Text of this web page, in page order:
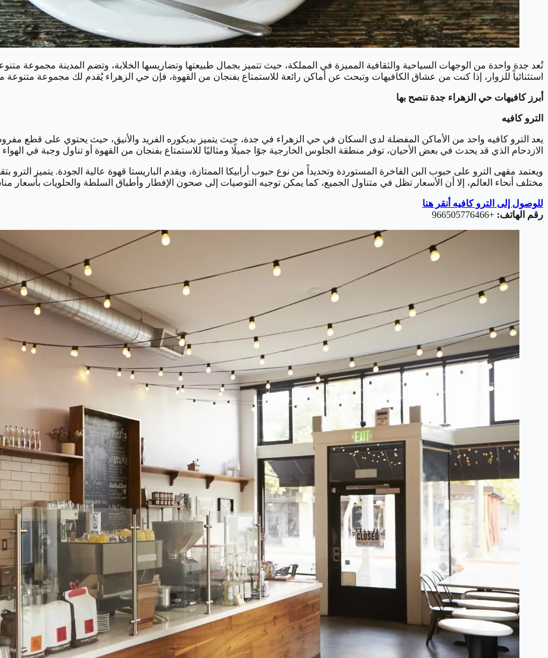
تُعد جدة واحدة من الوجهات السياحية والثقافية المميزة في المملكة، حيث تتميز بجمال طبيعتها وتضاريسها الخلابة، وتضم المدينة مجموعة
استثنائياً للزوار، إذا كنت من عشاق الكافيهات وتبحث عن أماكن رائعة للاستمتاع بفنجان من القهوة، فإن حي الزهراء يُقدم لك مجموعة متنوعة
أبرز كافيهات حي الزهراء جدة ننصح بها
الترو كافيه
يعد الترو كافيه واحد من الأماكن المفضلة لدى السكان في حي الزهراء في جدة، حيث يتميز بديكوره الفريد والأنيق، حيث يحتوي على قطع
الازدحام الذي قد يحدث في بعض الأحيان، توفر منطقة الجلوس الخارجية جوًا جميلًا ومثاليًا للاستمتاع بفنجان من القهوة أو تناول وجبة في
ويعتمد مقهى الترو على حبوب البن الفاخرة المستوردة وتحديداً من نوع حبوب أرابيكا الممتازة، ويقدم الباريستا قهوة عالية الجودة. يتميز
مختلف أنحاء العالم، إلا أن الأسعار تظل في متناول الجميع، كما يمكن توجيه التوصيات إلى صحون الإفطار وأطباق السلطة والحلويات بأسعار
للوصول إلى الترو كافيه أنقر هنا
رقم الهاتف: +966505776466